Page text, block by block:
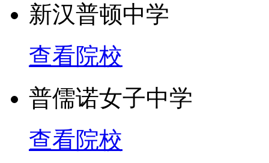
新汉普顿中学
查看院校
普儒诺女子中学
查看院校